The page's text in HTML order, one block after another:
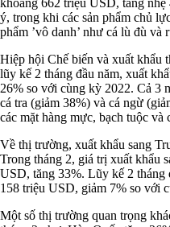
ý, trong khi các sản phẩm chủ
phẩm ’vô danh’ như cá lù đù và
Hiệp hội Chế biến và xuất khẩu
lũy kế 2 tháng đầu năm, xuất
26% so với cùng kỳ 2022. Cả 3
cá tra (giảm 38%) và cá ngừ
các mặt hàng mực, bạch tuộc và
Về thị trường, xuất khẩu sang
Trong tháng 2, giá trị xuất khẩu
USD, tăng 33%. Lũy kế 2 tháng
158 triệu USD, giảm 7% so với
Một số thị trường quan trọng